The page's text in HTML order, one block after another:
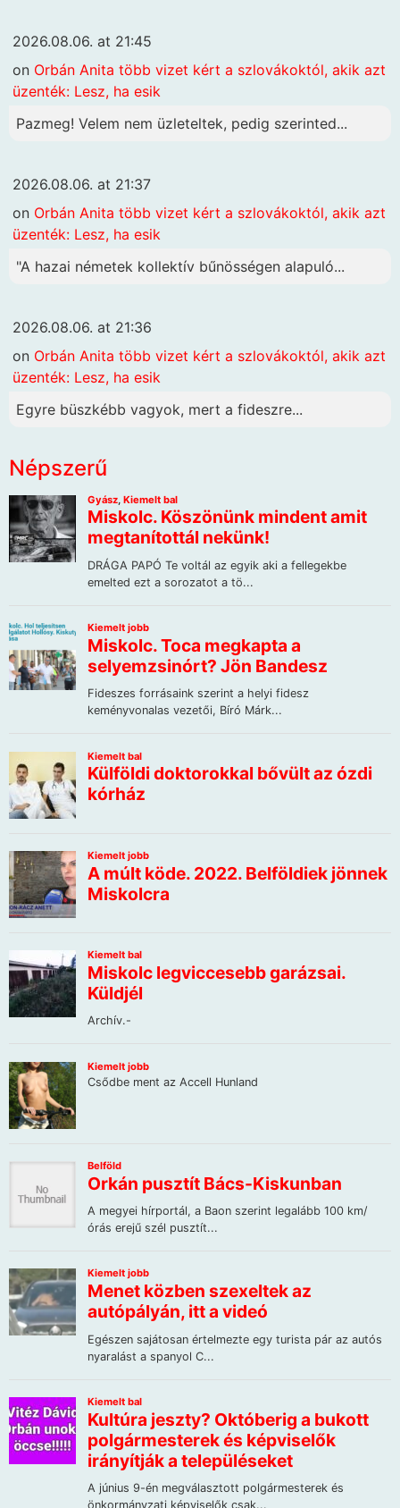
2026.08.06. at 21:45
on Orbán Anita több vizet kért a szlovákoktól, akik azt
üzenték: Lesz, ha esik
Pazmeg! Velem nem üzleteltek, pedig szerinted...
2026.08.06. at 21:37
on Orbán Anita több vizet kért a szlovákoktól, akik azt
üzenték: Lesz, ha esik
"A hazai németek kollektív bűnösségen alapuló...
2026.08.06. at 21:36
on Orbán Anita több vizet kért a szlovákoktól, akik azt
üzenték: Lesz, ha esik
Egyre büszkébb vagyok, mert a fideszre...
Népszerű